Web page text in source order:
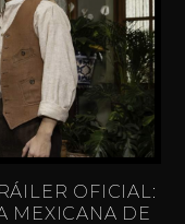
OFICIAL:
MEXICANA DE